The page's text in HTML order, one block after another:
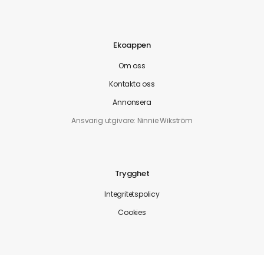
Ekoappen
Om oss
Kontakta oss
Annonsera
Ansvarig utgivare: Ninnie Wikström
Trygghet
Integritetspolicy
Cookies